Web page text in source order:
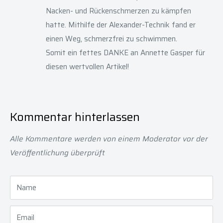
Nacken- und Rückenschmerzen zu kämpfen
hatte. Mithilfe der Alexander-Technik fand er
einen Weg, schmerzfrei zu schwimmen.
Somit ein fettes DANKE an Annette Gasper für
diesen wertvollen Artikel!
Kommentar hinterlassen
Alle Kommentare werden von einem Moderator vor der
Veröffentlichung überprüft
Name
Email